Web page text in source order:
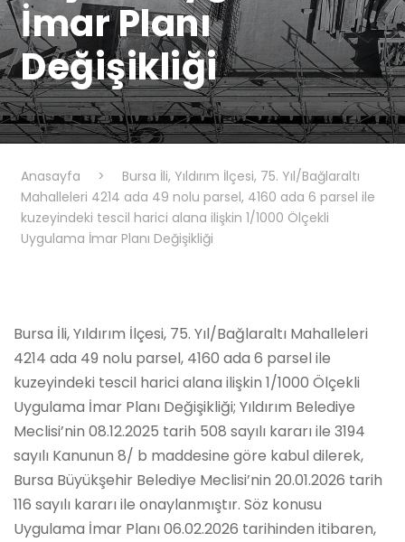
İmar Planı
Değişikliği
Anasayfa >
Bursa İli, Yıldırım İlçesi, 75. Yıl/Bağlaraltı
Mahalleleri 4214 ada 49 nolu parsel, 4160 ada 6 parsel ile
kuzeyindeki tescil harici alana ilişkin 1/1000 Ölçekli
Uygulama İmar Planı Değişikliği
Bursa İli, Yıldırım İlçesi, 75. Yıl/Bağlaraltı Mahalleleri
4214 ada 49 nolu parsel, 4160 ada 6 parsel ile
kuzeyindeki tescil harici alana ilişkin 1/1000 Ölçekli
Uygulama İmar Planı Değişikliği; Yıldırım Belediye
Meclisi’nin 08.12.2025 tarih 508 sayılı kararı ile 3194
sayılı Kanunun 8/ b maddesine göre kabul dilerek,
Bursa Büyükşehir Belediye Meclisi’nin 20.01.2026 tarih
116 sayılı kararı ile onaylanmıştır. Söz konusu
Uygulama İmar Planı 06.02.2026 tarihinden itibaren,